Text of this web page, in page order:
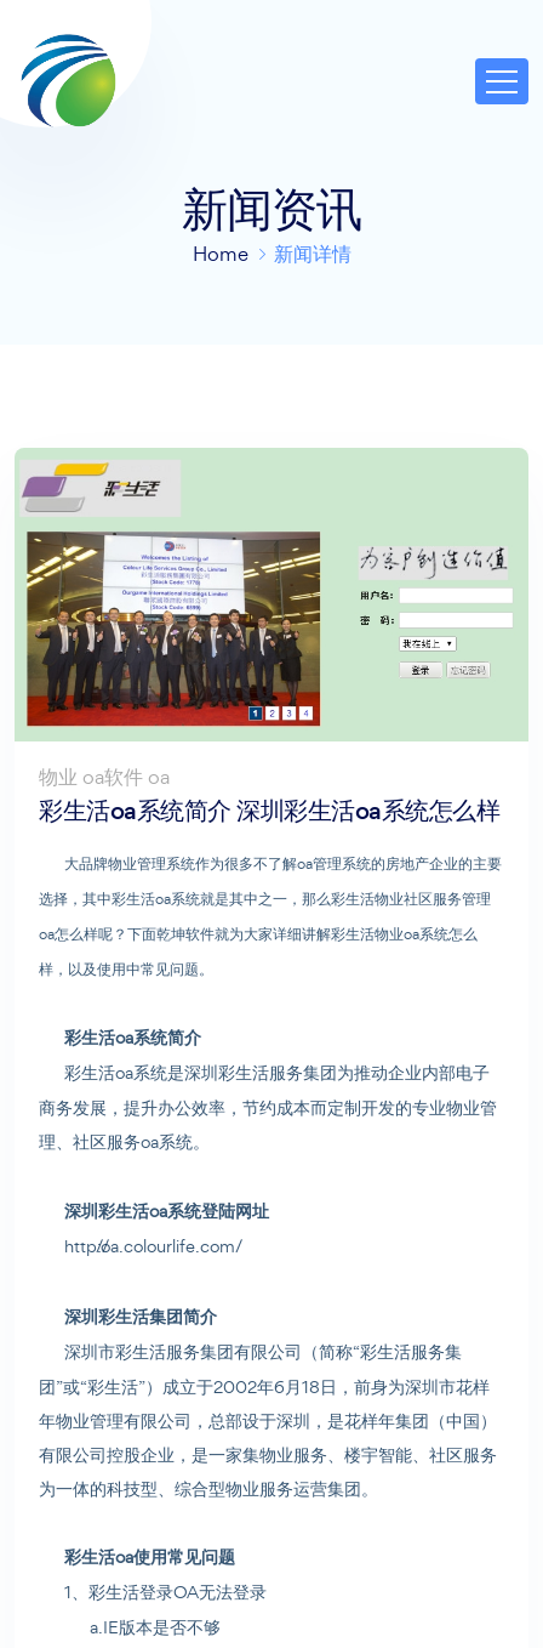
新闻资讯
Home 新闻详情
物业 oa软件 oa
彩生活oa系统简介 深圳彩生活oa系统怎么样
大品牌物业管理系统作为很多不了解oa管理系统的房地产企业的主要
选择，其中彩生活oa系统就是其中之一，那么彩生活物业社区服务管理
oa怎么样呢？下面乾坤软件就为大家详细讲解彩生活物业oa系统怎么
样，以及使用中常见问题。
彩生活oa系统简介
彩生活oa系统是深圳彩生活服务集团为推动企业内部电子
商务发展，提升办公效率，节约成本而定制开发的专业物业管
理、社区服务oa系统。
深圳彩生活oa系统登陆网址
http://oa.colourlife.com/
深圳彩生活集团简介
深圳市彩生活服务集团有限公司（简称“彩生活服务集
团”或“彩生活”）成立于2002年6月18日，前身为深圳市花样
年物业管理有限公司，总部设于深圳，是花样年集团（中国）
有限公司控股企业，是一家集物业服务、楼宇智能、社区服务
为一体的科技型、综合型物业服务运营集团。
彩生活oa使用常见问题
1、彩生活登录OA无法登录
a.IE版本是否不够